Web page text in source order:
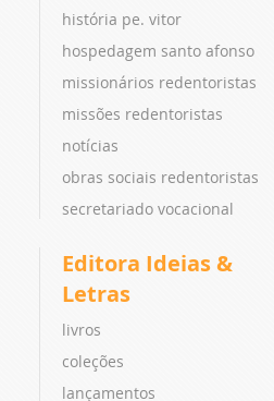
história pe. vitor
hospedagem santo afonso
missionários redentoristas
missões redentoristas
notícias
obras sociais redentoristas
secretariado vocacional
Editora Ideias &
Letras
livros
coleções
lançamentos